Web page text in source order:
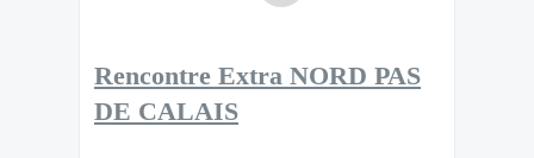
Rencontre Extra NORD PAS
DE CALAIS